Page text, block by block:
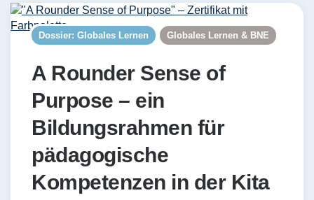
Dossier: Globales Lernen Globales Lernen & BNE
A Rounder Sense of
Purpose – ein
Bildungsrahmen für
pädagogische
Kompetenzen in der Kita